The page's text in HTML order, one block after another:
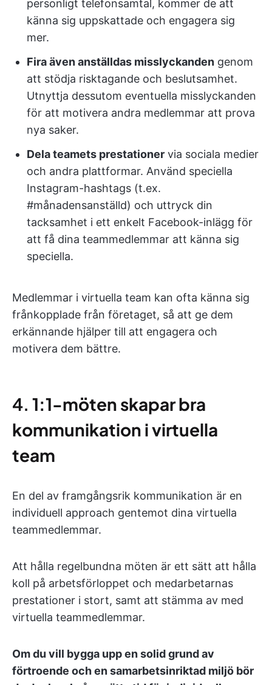
personligt telefonsamtal, kommer de att
känna sig uppskattade och engagera sig
mer.
Fira även anställdas misslyckanden genom
att stödja risktagande och beslutsamhet.
Utnyttja dessutom eventuella misslyckanden
för att motivera andra medlemmar att prova
nya saker.
Dela teamets prestationer via sociala medier
och andra plattformar. Använd speciella
Instagram-hashtags (t.ex.
#månadensanställd) och uttryck din
tacksamhet i ett enkelt Facebook-inlägg för
att få dina teammedlemmar att känna sig
speciella.
Medlemmar i virtuella team kan ofta känna sig
frånkopplade från företaget, så att ge dem
erkännande hjälper till att engagera och
motivera dem bättre.
4. 1:1-möten skapar bra
kommunikation i virtuella
team
En del av framgångsrik kommunikation är en
individuell approach gentemot dina virtuella
teammedlemmar.
Att hålla regelbundna möten är ett sätt att hålla
koll på arbetsförloppet och medarbetarnas
prestationer i stort, samt att stämma av med
virtuella teammedlemmar.
Om du vill bygga upp en solid grund av
förtroende och en samarbetsinriktad miljö bör